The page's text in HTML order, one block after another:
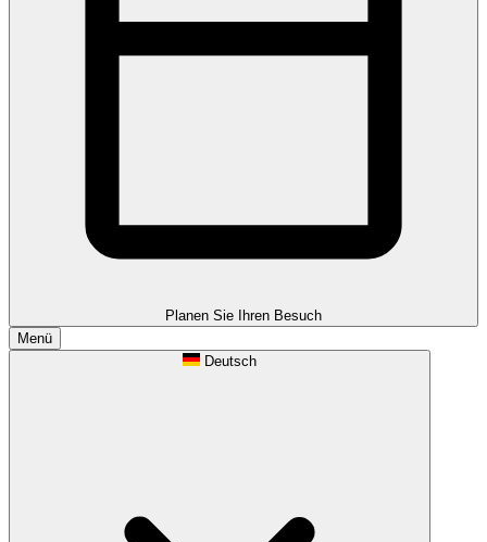
Planen Sie Ihren Besuch
Menü
Deutsch